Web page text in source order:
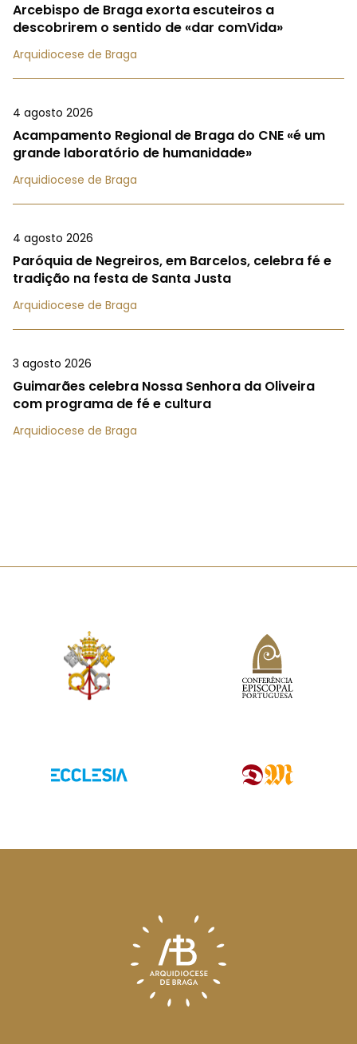
Arcebispo de Braga exorta escuteiros a
descobrirem o sentido de «dar comVida»
Arquidiocese de Braga
4 agosto 2026
Acampamento Regional de Braga do CNE «é um
grande laboratório de humanidade»
Arquidiocese de Braga
4 agosto 2026
Paróquia de Negreiros, em Barcelos, celebra fé e
tradição na festa de Santa Justa
Arquidiocese de Braga
3 agosto 2026
Guimarães celebra Nossa Senhora da Oliveira
com programa de fé e cultura
Arquidiocese de Braga